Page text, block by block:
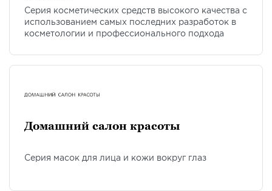
Серия косметических средств высокого качества с
использованием самых последних разработок в
косметологии и профессионального подхода
Домашний салон красоты
Серия масок для лица и кожи вокруг глаз